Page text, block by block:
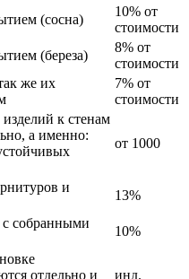
(сосна)
10% от
стоимости
(береза)
8% от
стоимости
же их
7% от
стоимости
к стенам
а именно:
от 1000
и
13%
с собранными
10%
отдельно и
инд.